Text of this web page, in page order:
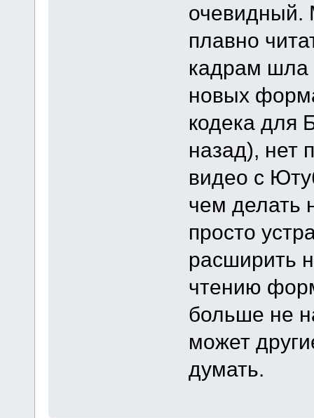
очевидный.
плавно
кадрам шла
новых
кодека для
назад), нет
видео с
чем делать
просто
расширить
чтению
больше не
может
думать.